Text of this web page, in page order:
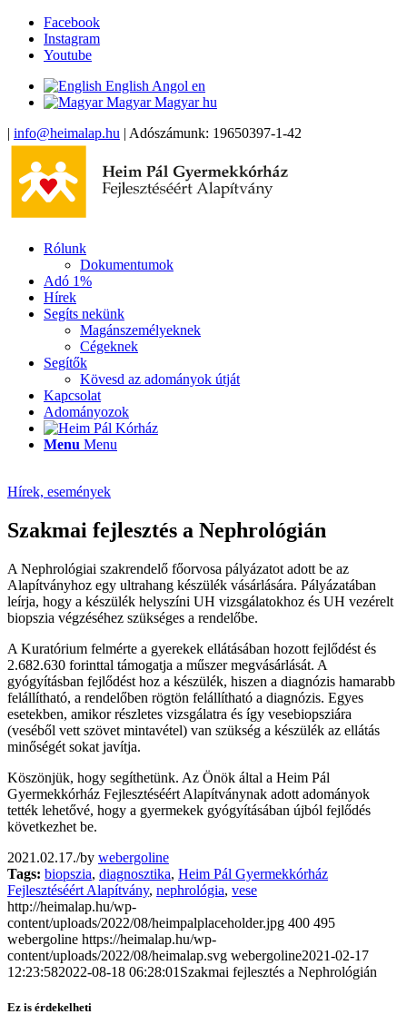
Facebook
Instagram
Youtube
English Angol en
Magyar Magyar hu
| info@heimalap.hu | Adószámunk: 19650397-1-42
Rólunk
Dokumentumok
Adó 1%
Hírek
Segíts nekünk
Magánszemélyeknek
Cégeknek
Segítők
Kövesd az adományok útját
Kapcsolat
Adományozok
Menu Menu
Hírek, események
Szakmai fejlesztés a Nephrológián
A Nephrológiai szakrendelő főorvosa pályázatot adott be az
Alapítványhoz egy ultrahang készülék vásárlására. Pályázatában
leírja, hogy a készülék helyszíni UH vizsgálatokhoz és UH vezérelt
biopszia végzéséhez szükséges a rendelőbe.
A Kuratórium felmérte a gyerekek ellátásában hozott fejlődést és
2.682.630 forinttal támogatja a műszer megvásárlását. A
gyógyításban fejlődést hoz a készülék, hiszen a diagnózis hamarabb
felállítható, a rendelőben rögtön felállítható a diagnózis. Egyes
esetekben, amikor részletes vizsgálatra és így vesebiopsziára
(veséből vett szövet mintavétel) van szükség a készülék az ellátás
minőségét sokat javítja.
Köszönjük, hogy segíthetünk. Az Önök által a Heim Pál
Gyermekkórház Fejlesztéséért Alapítványnak adott adományok
tették lehetővé, hogy a gyermekek gyógyításában újból fejlődés
következhet be.
2021.02.17./by webergoline
Tags: biopszia, diagnosztika, Heim Pál Gyermekkórház
Fejlesztéséért Alapítvány, nephrológia, vese
http://heimalap.hu/wp-
content/uploads/2022/08/heimpalplaceholder.jpg 400 495
webergoline https://heimalap.hu/wp-
content/uploads/2022/08/heimalap.svg webergoline2021-02-17
12:23:582022-08-18 06:28:01 Szakmai fejlesztés a Nephrológián
Ez is érdekelheti